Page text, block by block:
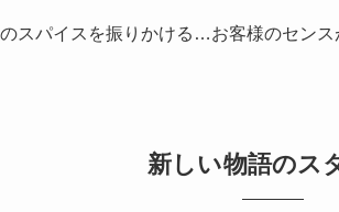
スパイスを振りかける…お客様のセンス
新しい物語のス